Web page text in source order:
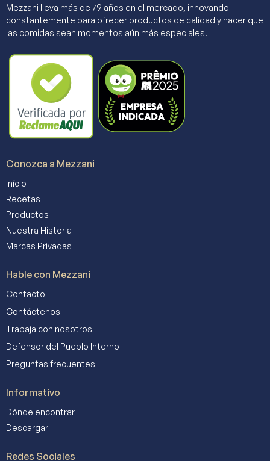
Mezzani lleva más de 79 años en el mercado, innovando
constantemente para ofrecer productos de calidad y hacer que
las comidas sean momentos aún más especiales.
Conozca a Mezzani
Início
Recetas
Productos
Nuestra Historia
Marcas Privadas
Hable con Mezzani
Contacto
Contáctenos
Trabaja con nosotros
Defensor del Pueblo Interno
Preguntas frecuentes
Informativo
Dónde encontrar
Descargar
Redes Sociales